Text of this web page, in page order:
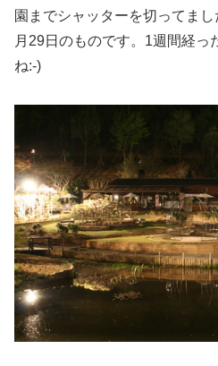
園までシャッターを切ってま
月29日のものです。1週間経っ
ね:-)